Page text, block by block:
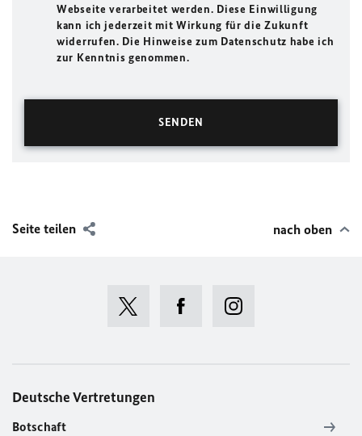
Webseite verarbeitet werden. Diese Einwilligung
kann ich jederzeit mit Wirkung für die Zukunft
widerrufen. Die Hinweise zum Datenschutz habe ich
zur Kenntnis genommen.
Seite teilen nach oben
Deutsche Vertretungen
Botschaft